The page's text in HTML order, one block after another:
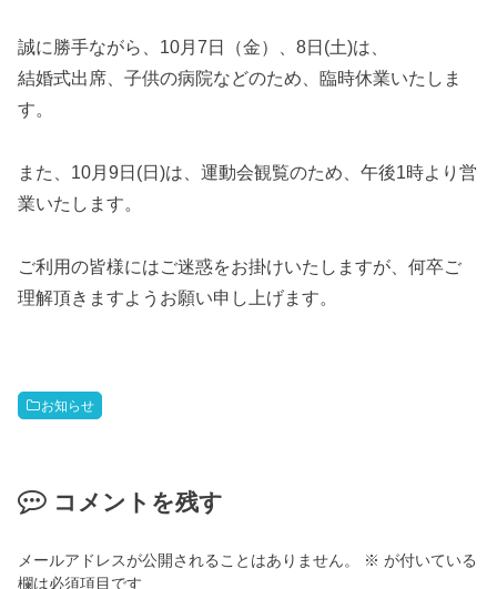
誠に勝手ながら、10月7日（金）、8日(土)は、
結婚式出席、子供の病院などのため、臨時休業いたしま
す。
また、10月9日(日)は、運動会観覧のため、午後1時より営
業いたします。
ご利用の皆様にはご迷惑をお掛けいたしますが、何卒ご
理解頂きますようお願い申し上げます。
お知らせ
コメントを残す
メールアドレスが公開されることはありません。 ※ が付いている
欄は必須項目です